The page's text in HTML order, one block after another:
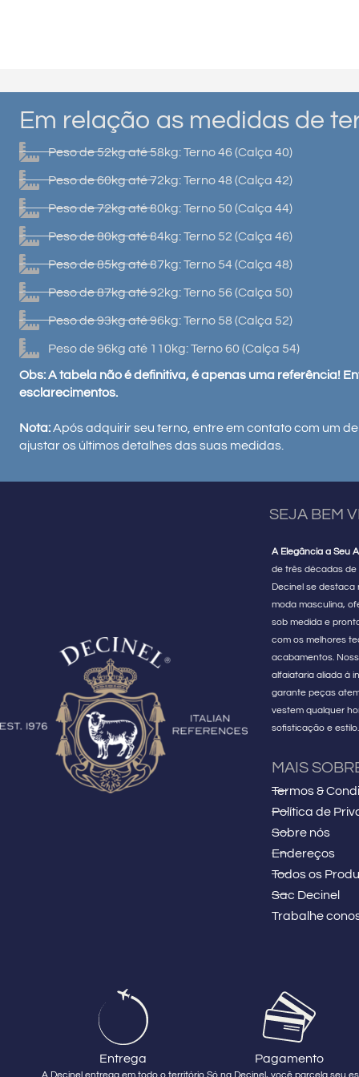
Em relação as medidas de
Peso de 52kg até 58kg: Terno 46 (Calça 40)
Peso de 60kg até 72kg: Terno 48 (Calça 42)
Peso de 72kg até 80kg: Terno 50 (Calça 44)
Peso de 80kg até 84kg: Terno 52 (Calça 46)
Peso de 85kg até 87kg: Terno 54 (Calça 48)
Peso de 87kg até 92kg: Terno 56 (Calça 50)
Peso de 93kg até 96kg: Terno 58 (Calça 52)
Peso de 96kg até 110kg: Terno 60 (Calça 54)
Obs: A tabela não é definitiva, é apenas uma referência!
esclarecimentos.
Nota:Após adquirir seu terno, entre em contato com um
ajustar os últimos detalhes das suas medidas.
SEJA BEM
A Elegância a Seu
de três décadas de
Decinel se destaca
moda masculina,
sob medida e
com os melhores
acabamentos.
alfaiataria aliada à
garante peças
vestem qualquer
sofisticação e estilo.
MAIS
Termos &
Política de
Sobre nós
Endereços
Todos os
Sac Decinel
Trabalhe
Entrega
A Decinel entrega em todo o território
Pagamento
Só na Decinel, você parcela seu